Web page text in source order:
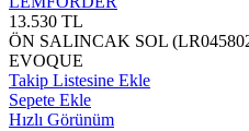
13.530 TL
ÖN SALINCAK SOL
EVOQUE
Takip Listesine Ekle
Sepete Ekle
Hızlı Görünüm